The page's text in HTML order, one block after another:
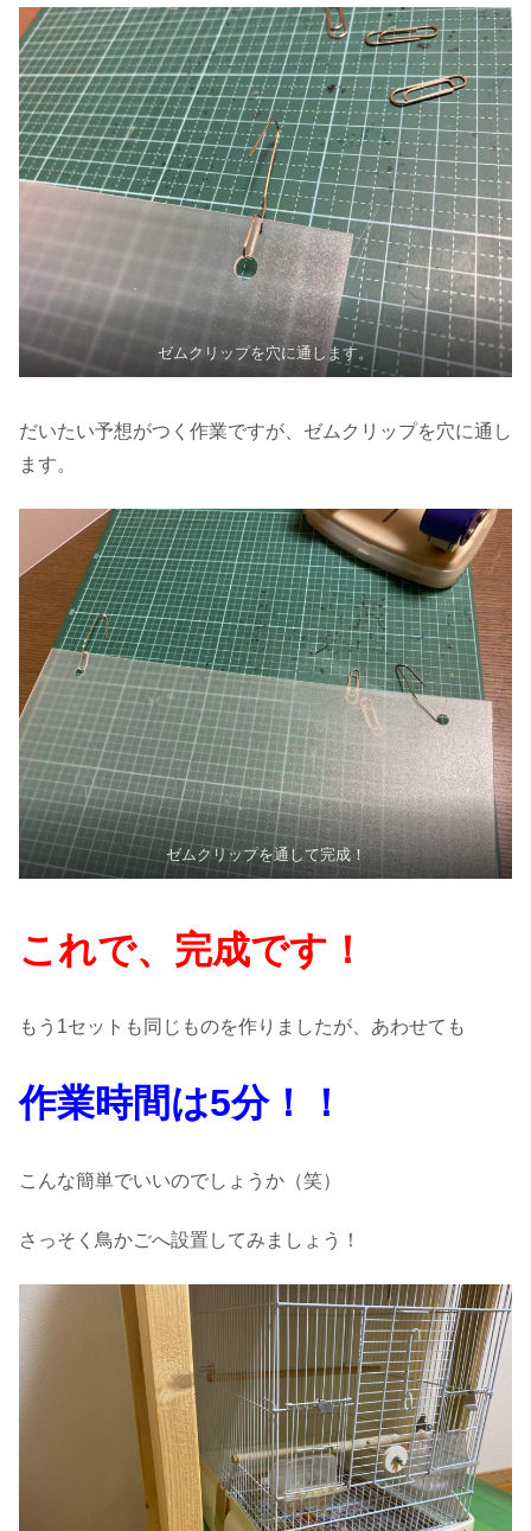
ゼムクリップを穴に通します。
だいたい予想がつく作業ですが、ゼムクリップを穴に通し
ます。
ゼムクリップを通して完成！
これで、完成です！
もう1セットも同じものを作りましたが、あわせても
作業時間は5分！！
こんな簡単でいいのでしょうか（笑）
さっそく鳥かごへ設置してみましょう！